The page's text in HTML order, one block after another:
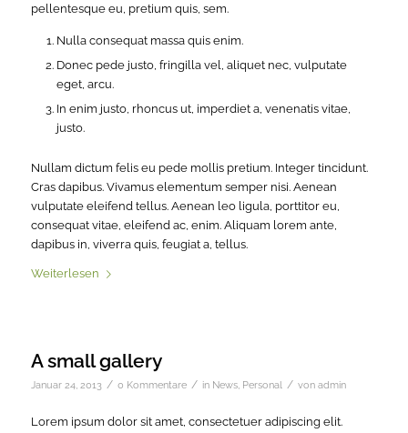
pellentesque eu, pretium quis, sem.
Nulla consequat massa quis enim.
Donec pede justo, fringilla vel, aliquet nec, vulputate
eget, arcu.
In enim justo, rhoncus ut, imperdiet a, venenatis vitae,
justo.
Nullam dictum felis eu pede mollis pretium. Integer tincidunt.
Cras dapibus. Vivamus elementum semper nisi. Aenean
vulputate eleifend tellus. Aenean leo ligula, porttitor eu,
consequat vitae, eleifend ac, enim. Aliquam lorem ante,
dapibus in, viverra quis, feugiat a, tellus.
Weiterlesen
A small gallery
Januar 24, 2013 / 0 Kommentare / in News, Personal / von admin
Lorem ipsum dolor sit amet, consectetuer adipiscing elit.